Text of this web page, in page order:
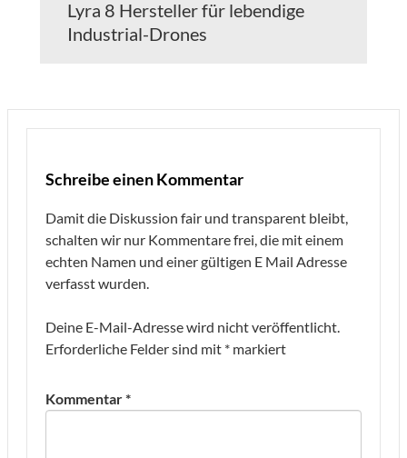
Lyra 8 Hersteller für lebendige
Industrial-Drones
Schreibe einen Kommentar
Damit die Diskussion fair und transparent bleibt,
schalten wir nur Kommentare frei, die mit einem
echten Namen und einer gültigen E Mail Adresse
verfasst wurden.
Deine E-Mail-Adresse wird nicht veröffentlicht.
Erforderliche Felder sind mit * markiert
Kommentar*